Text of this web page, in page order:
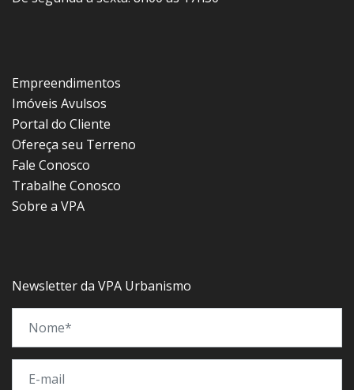
Empreendimentos
Imóveis Avulsos
Portal do Cliente
Ofereça seu Terreno
Fale Conosco
Trabalhe Conosco
Sobre a VPA
Newsletter da VPA Urbanismo